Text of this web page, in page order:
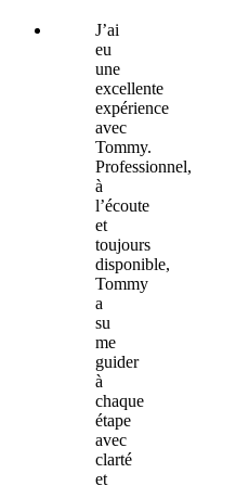
J’ai
eu
une
excellente
expérience
avec
Tommy.
Professionnel,
à
l’écoute
et
toujours
disponible,
Tommy
a
su
me
guider
à
chaque
étape
avec
clarté
et